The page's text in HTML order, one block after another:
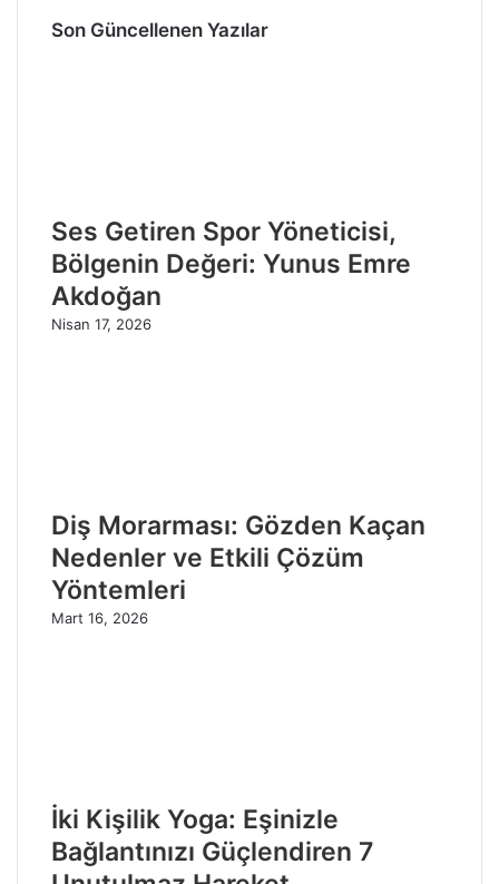
Son Güncellenen Yazılar
Ses Getiren Spor Yöneticisi,
Bölgenin Değeri: Yunus Emre
Akdoğan
Nisan 17, 2026
Diş Morarması: Gözden Kaçan
Nedenler ve Etkili Çözüm
Yöntemleri
Mart 16, 2026
İki Kişilik Yoga: Eşinizle
Bağlantınızı Güçlendiren 7